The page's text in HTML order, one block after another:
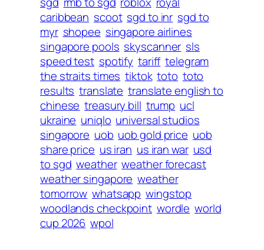
caribbean scoot sgd to inr sgd to
myr shopee singapore airlines
singapore pools skyscanner sls
speed test spotify tariff telegram
the straits times tiktok toto toto
results translate translate english to
chinese treasury bill trump ucl
ukraine uniqlo universal studios
singapore uob uob gold price uob
share price us iran us iran war usd
to sgd weather weather forecast
weather singapore weather
tomorrow whatsapp wingstop
woodlands checkpoint wordle world
cup 2026 wpol